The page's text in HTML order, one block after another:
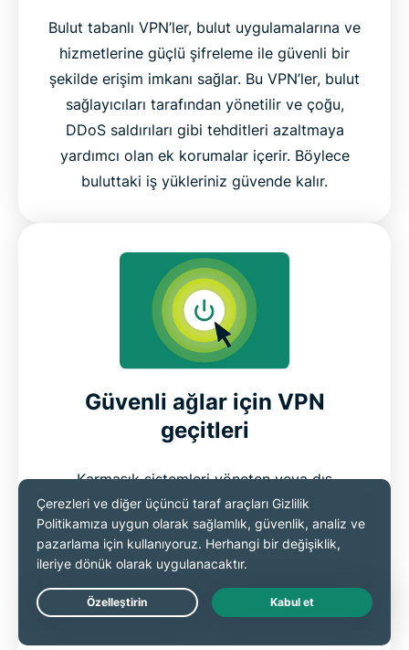
Bulut tabanlı VPN’ler, bulut uygulamalarına ve
hizmetlerine güçlü şifreleme ile güvenli bir
şekilde erişim imkanı sağlar. Bu VPN’ler, bulut
sağlayıcıları tarafından yönetilir ve çoğu,
DDoS saldırıları gibi tehditleri azaltmaya
yardımcı olan ek korumalar içerir. Böylece
buluttaki iş yükleriniz güvende kalır.
Güvenli ağlar için VPN
geçitleri
Karmaşık sistemleri yöneten veya dış
ortaklarla çalışan kuruluşlar için VPN geçidi
büyük bir kolaylık sağlar. Güvenli bir kontrol
noktası gibi davranarak ağlar arasındaki tüm
veya veri merkezleri arasında taşınırken
Live Chat